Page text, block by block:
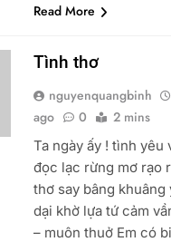
Read More
Tình thơ
nguyenquangbinh
ago
0 2 mins
Ta ngày ấy ! tình yêu
đọc lạc rừng mơ rạo
thơ say bâng khuâng
dại khờ lựa tứ cảm
– muôn thuở Em có